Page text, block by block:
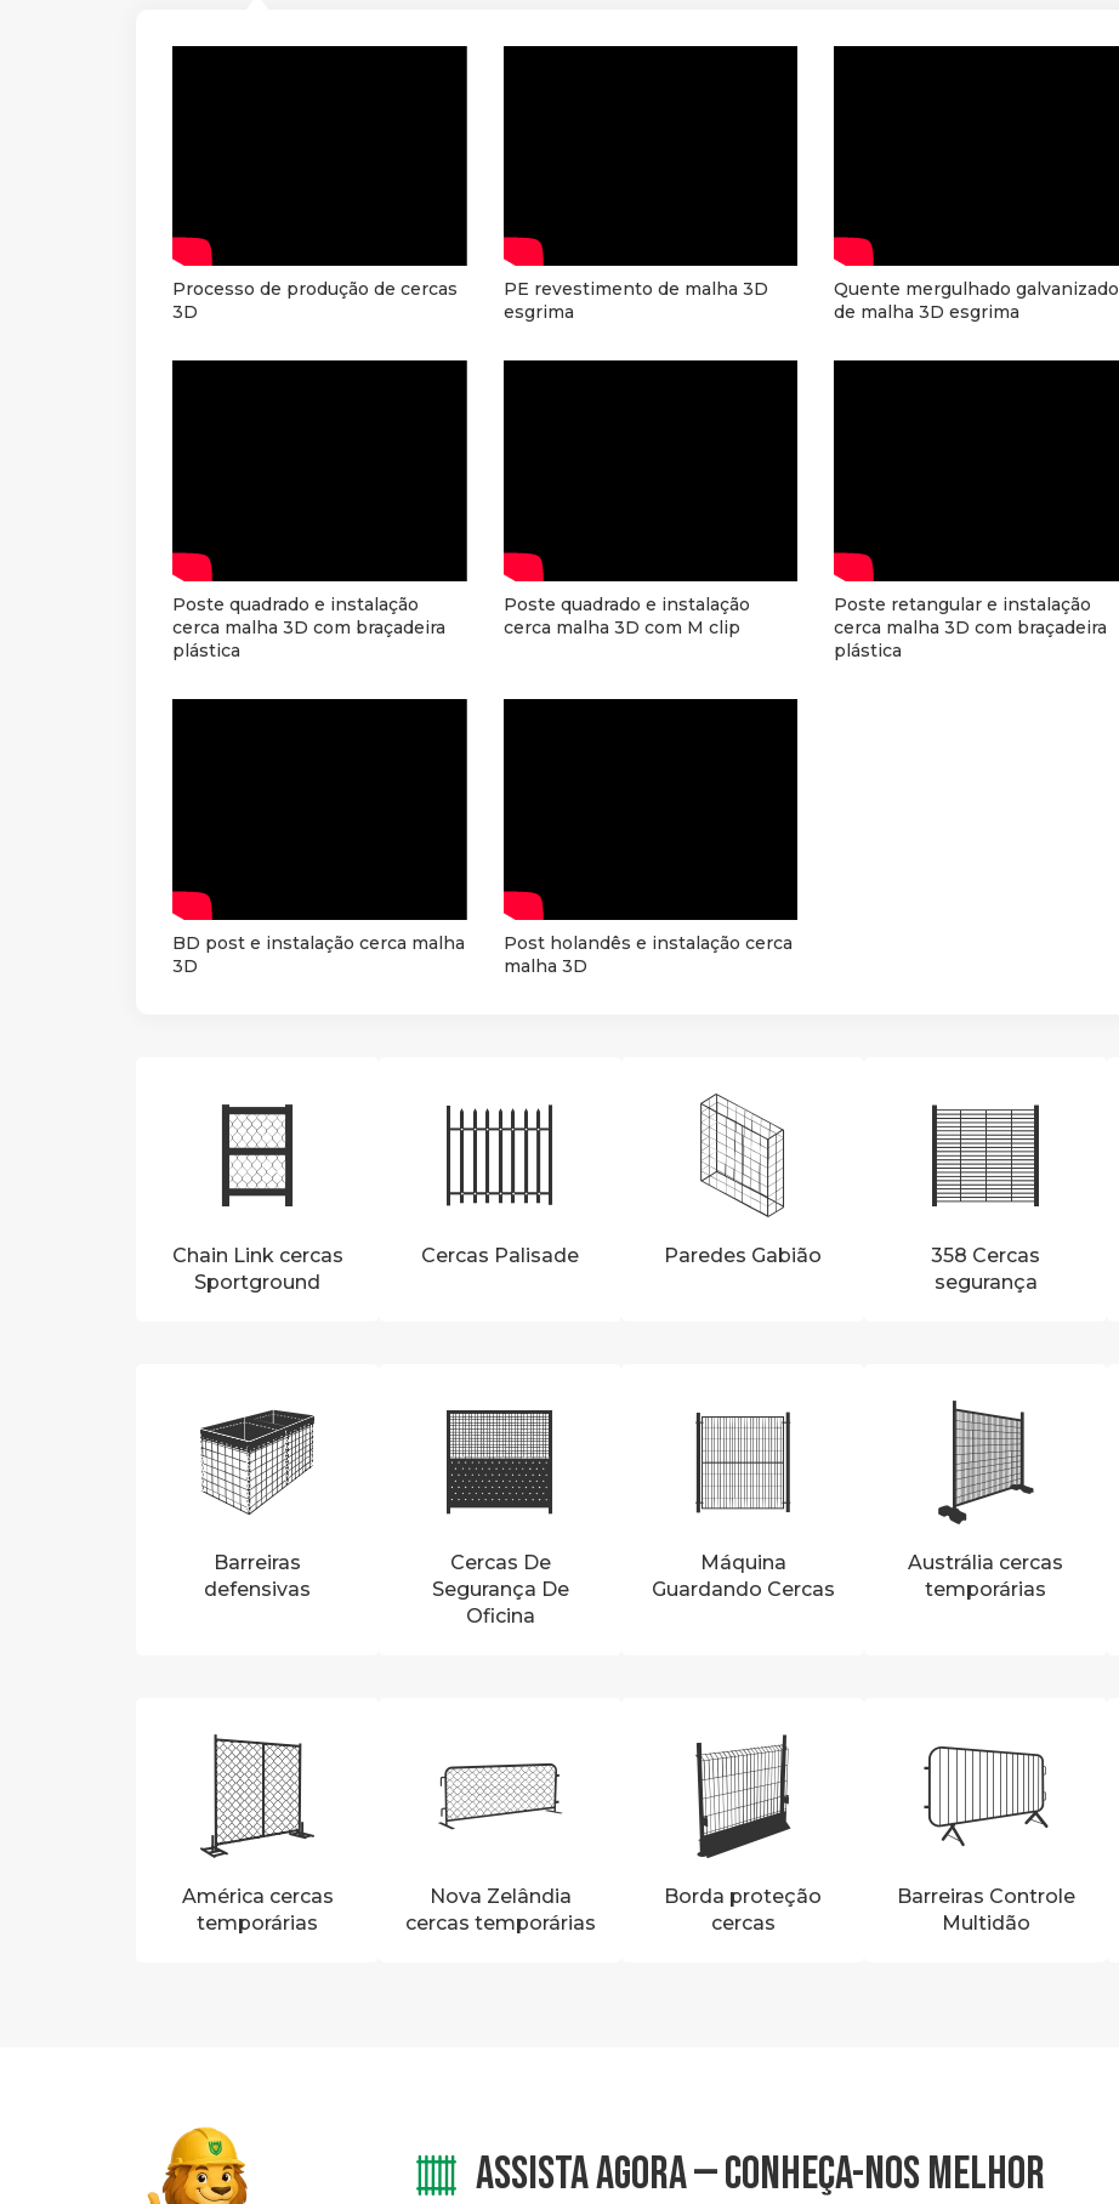
Processo de produção de cercas
3D
PE revestimento de malha 3D
esgrima
Quente mergulhado galvanizado
de malha 3D esgrima
Poste quadrado e instalação
cerca malha 3D com braçadeira
plástica
Poste quadrado e instalação
cerca malha 3D com M clip
Poste retangular e instalação
cerca malha 3D com braçadeira
plástica
BD post e instalação cerca malha
3D
Post holandês e instalação cerca
malha 3D
Chain Link cercas
Sportground
Cercas Palisade Paredes Gabião
358 Cercas
segurança
Barreiras
defensivas
Cercas De
Segurança De
Oficina
Máquina
Guardando Cercas
Austrália cercas
temporárias
América cercas
temporárias
Nova Zelândia
cercas temporárias
Borda proteção
cercas
Barreiras Controle
Multidão
ASSISTA AGORA — CONHEÇA-NOS MELHOR